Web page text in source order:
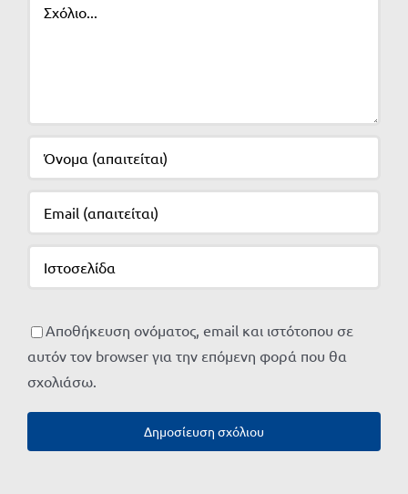
Αποθήκευση ονόματος, email και ιστότοπου σε
αυτόν τον browser για την επόμενη φορά που θα
σχολιάσω.